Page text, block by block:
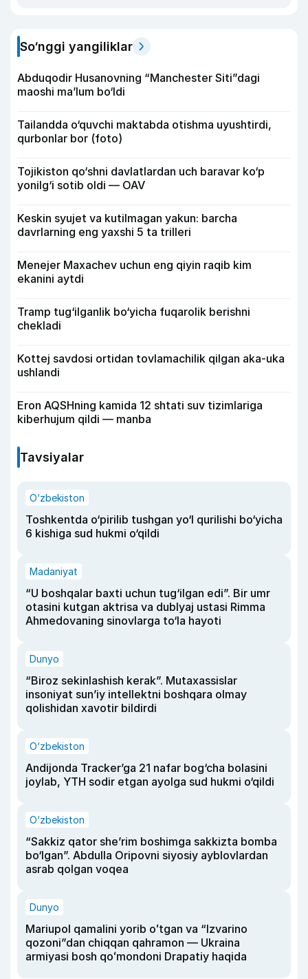
So‘nggi yangiliklar
Abduqodir Husanovning “Manchester Siti”dagi
maoshi ma’lum bo‘ldi
Tailandda o‘quvchi maktabda otishma uyushtirdi,
qurbonlar bor (foto)
Tojikiston qo‘shni davlatlardan uch baravar ko‘p
yonilg‘i sotib oldi — OAV
Keskin syujet va kutilmagan yakun: barcha
davrlarning eng yaxshi 5 ta trilleri
Menejer Maxachev uchun eng qiyin raqib kim
ekanini aytdi
Tramp tug‘ilganlik bo‘yicha fuqarolik berishni
chekladi
Kottej savdosi ortidan tovlamachilik qilgan aka-uka
ushlandi
Eron AQSHning kamida 12 shtati suv tizimlariga
kiberhujum qildi — manba
Tavsiyalar
O‘zbekiston
Toshkentda o‘pirilib tushgan yo‘l qurilishi bo‘yicha
6 kishiga sud hukmi o‘qildi
Madaniyat
“U boshqalar baxti uchun tug‘ilgan edi”. Bir umr
otasini kutgan aktrisa va dublyaj ustasi Rimma
Ahmedovaning sinovlarga to‘la hayoti
Dunyo
“Biroz sekinlashish kerak”. Mutaxassislar
insoniyat sun’iy intellektni boshqara olmay
qolishidan xavotir bildirdi
O‘zbekiston
Andijonda Tracker’ga 21 nafar bog‘cha bolasini
joylab, YTH sodir etgan ayolga sud hukmi o‘qildi
O‘zbekiston
“Sakkiz qator she’rim boshimga sakkizta bomba
bo‘lgan”. Abdulla Oripovni siyosiy ayblovlardan
asrab qolgan voqea
Dunyo
Mariupol qamalini yorib oʻtgan va “Izvarino
qozoni”dan chiqqan qahramon — Ukraina
armiyasi bosh qoʻmondoni Drapatiy haqida